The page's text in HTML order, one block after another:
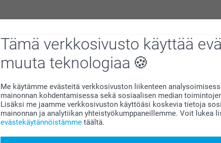
Tämä verkkosivusto käyttää
muuta teknologiaa
Me käytämme evästeitä verkkosivuston liikenteen
mainonnan kohdentamisessa sekä sosiaalisen median
Lisäksi me jaamme verkkosivuston käyttöäsi koskevia tietoja
mainonnan ja analytiikan yhteistyökumppaneillemme. Voit lukea
evästekäytännöistämme täältä.
17
4
2
3 mallia
25,95
(3 arvostelut)
(1
Suolamylly & Pippurimylly
4 mallia